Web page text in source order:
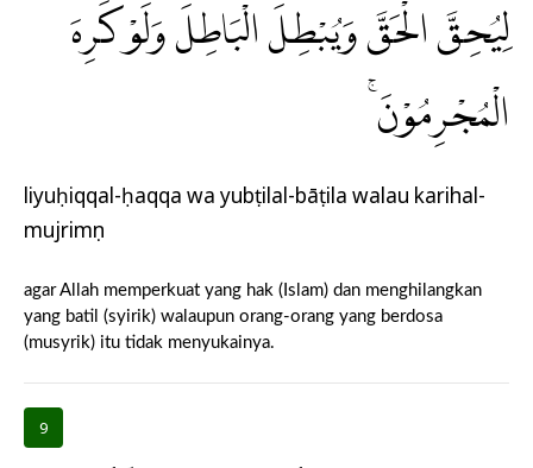
لِيُحِقَّ الْحَقَّ وَيُبْطِلَ الْبَاطِلَ وَلَوْ كَرِهَ
الْمُجْرِمُوْنَۚ
liyuḥiqqal-ḥaqqa wa yubṭilal-bāṭila walau karihal-
mujrimụn
agar Allah memperkuat yang hak (Islam) dan menghilangkan
yang batil (syirik) walaupun orang-orang yang berdosa
(musyrik) itu tidak menyukainya.
9